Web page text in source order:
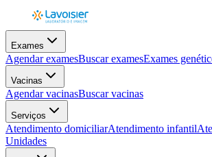
Exames
Agendar examesBuscar examesExames
Vacinas
Agendar vacinasBuscar vacinas
Serviços
Atendimento domiciliarAtendimento infantil
Unidades